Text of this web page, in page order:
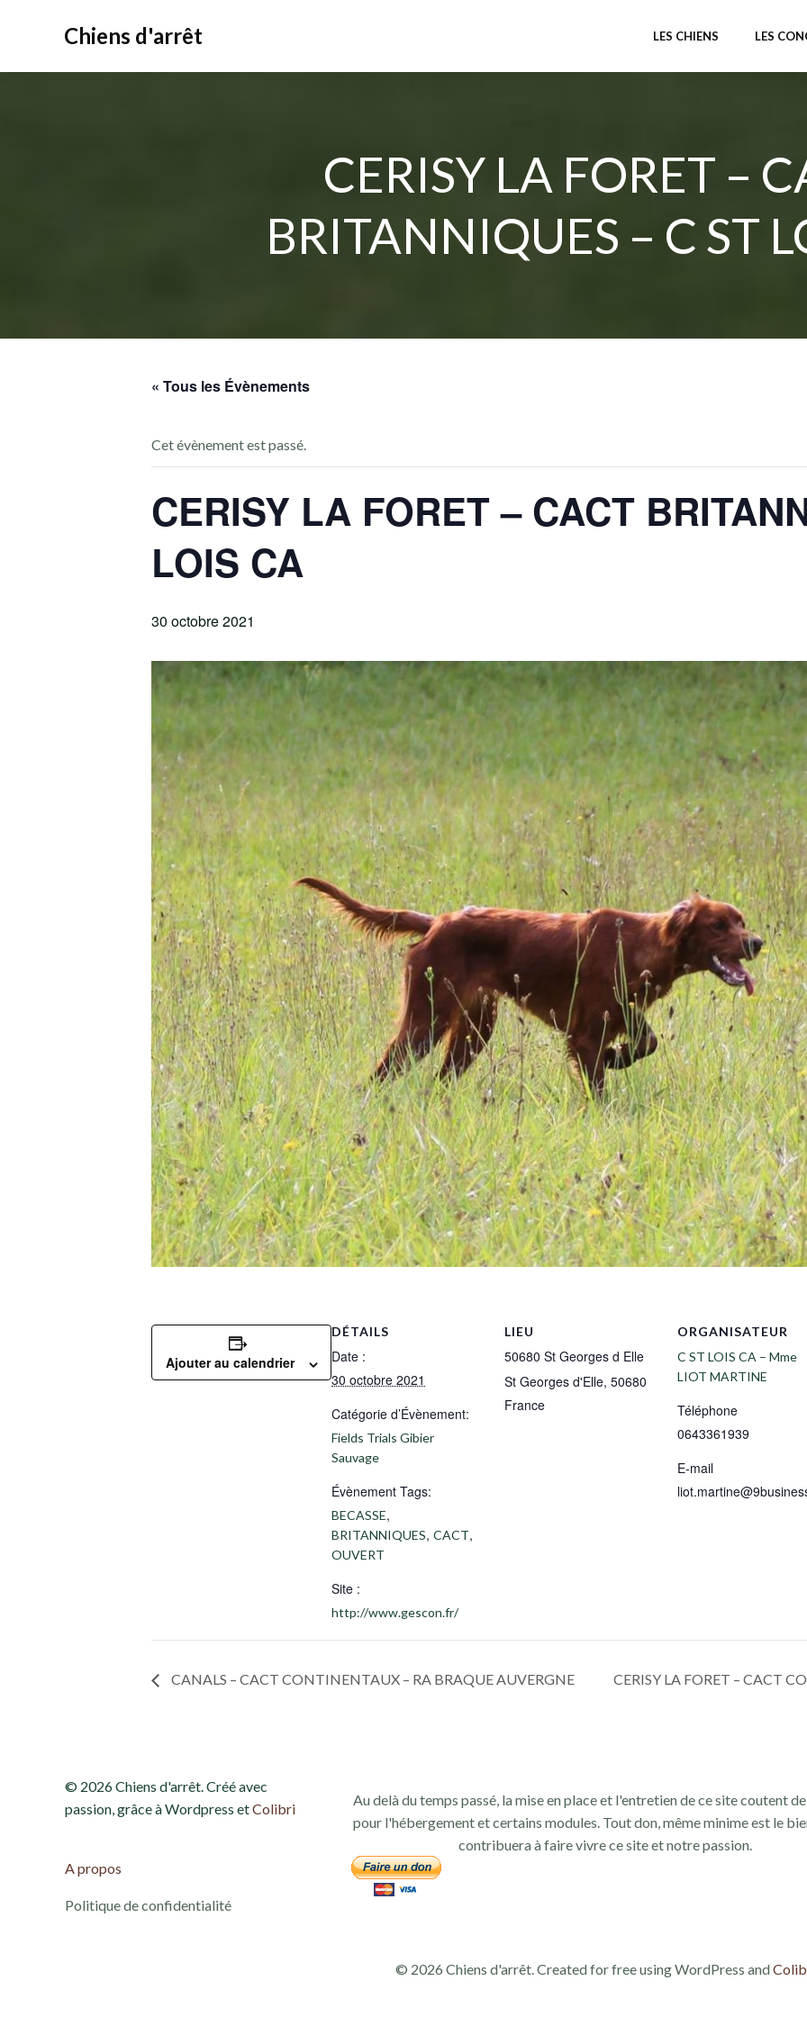
Chiens d'arrêt LES CHIENS LES
CERISY LA FORET –
BRITANNIQUES – C ST
« Tous les Évènements
Cet évènement est passé.
CERISY LA FORET – CACT
LOIS CA
30 octobre 2021
Ajouter au calendrier
DÉTAILS
Date :
30 octobre 2021
Catégorie d’Évènement:
Fields Trials Gibier
Sauvage
Évènement Tags:
BECASSE,
BRITANNIQUES, CACT,
OUVERT
Site :
http://www.gescon.fr/
LIEU
50680 St Georges d Elle
St Georges d'Elle, 50680
France
ORGANISATEUR
C ST LOIS CA – Mme
LIOT MARTINE
Téléphone
0643361939
E-mail
CANALS – CACT CONTINENTAUX – RA BRAQUE AUVERGNE CERISY LA FORET – CACT
© 2026 Chiens d'arrêt. Créé avec
passion, grâce à Wordpress etColibri
A propos
Politique de confidentialité
Au delà du temps passé, la mise en place et l'entretien de ce site coutent
pour l'hébergement et certains modules. Tout don, même minime est le
contribuera à faire vivre ce site et notre passion.
© 2026 Chiens d'arrêt. Created for free using WordPress and